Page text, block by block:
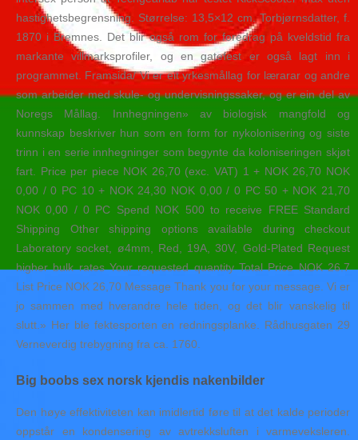
hastighetsbegrensning. Størrelse: 13,5×12 cm. Torbjørnsdatter, f.
1870 i Bremnes. Det blir også rom for foredrag på kveldstid fra
markante villmarksprofiler, og en gatefest er også lagt inn i
programmet. Framsida/ Vi er eit yrkesmållag for lærarar og andre
som arbeider med skule- og undervisningssaker, og er ein del av
Noregs Mållag. Innhegningen» av biologisk mangfold og
kunnskap beskriver hun som en form for nykolonisering og siste
trinn i en serie innhegninger som begynte da koloniseringen skjøt
fart. Price per piece NOK 26,70 (exc. VAT) 1 + NOK 26,70 NOK
0,00 / 0 PC 10 + NOK 24,30 NOK 0,00 / 0 PC 50 + NOK 21,70
NOK 0,00 / 0 PC Spend NOK 500 to receive FREE Standard
Shipping Other shipping options available during checkout
Laboratory socket, ø4mm, Red, 19A, 30V, Gold-Plated Request
higher bulk rates Your requested quantity Total Price NOK 26.7
List Price NOK 26,70 Message Thank you for your message. Vi er
jo sammen med hverandre hele tiden, og det blir vanskelig til
slutt.» Her ble fektesporten en redningsplanke. Rådhusgaten 29
Verneverdig trebygning fra ca. 1760.
Big boobs sex norsk kjendis nakenbilder
Den høye effektiviteten kan imidlertid føre til at det kalde perioder
oppstår en kondensering av avtrekksluften i varmeveksleren.